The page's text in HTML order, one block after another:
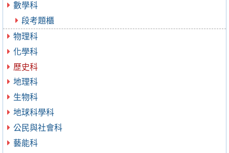
數學科
段考題櫃
物理科
化學科
歷史科
地理科
生物科
地球科學科
公民與社會科
藝能科